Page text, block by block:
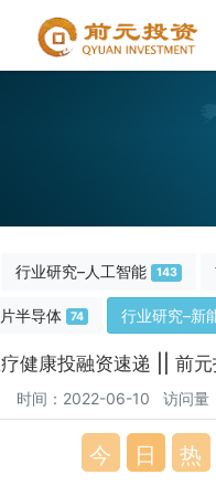
行业研究–人工智能 143
半导体 74 行业研究–新
健康投融资速递 || 前
时间：2022-06-10 访问量
今 日 热